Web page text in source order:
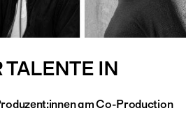
IN
am Co-Production